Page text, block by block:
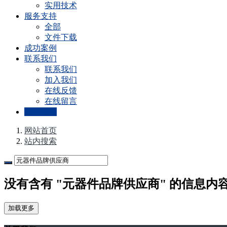
实用技术
服务支持
全部
文件下载
成功案例
联系我们
联系我们
加入我们
在线反馈
在线留言
网站首页
站内搜索
没有含有 "元器件品牌供应商" 的信息内
加载更多